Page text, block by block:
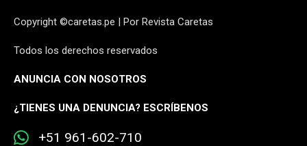
Copyright ©caretas.pe | Por Revista Caretas
Todos los derechos reservados
ANUNCIA CON NOSOTROS
¿TIENES UNA DENUNCIA? ESCRÍBENOS
+51 961-602-710